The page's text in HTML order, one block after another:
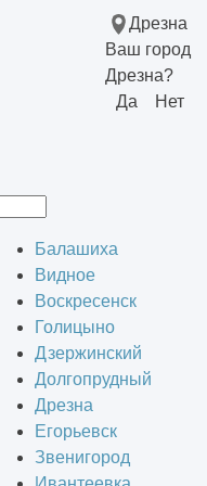
Дрезна
Ваш город
Дрезна?
Да
Нет
Балашиха
Видное
Воскресенск
Голицыно
Дзержинский
Долгопрудный
Дрезна
Егорьевск
Звенигород